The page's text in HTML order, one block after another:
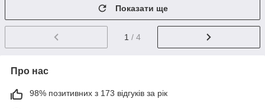
Показати ще
1 / 4
Про нас
98% позитивних з 173 відгуків за рік